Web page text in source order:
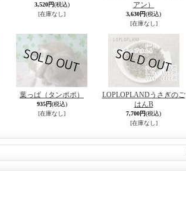
3,520円(税込)
[在庫なし]
アン）
3,630円(税込)
[在庫なし]
葉っぱ（タンポポ）
935円(税込)
[在庫なし]
LOPLOPLANDうさぎのご
はんB
7,700円(税込)
[在庫なし]